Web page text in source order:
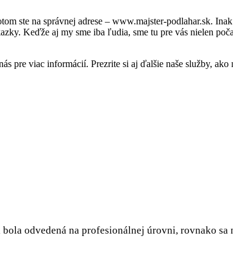
ste na správnej adrese – www.majster-podlahar.sk.
Keďže aj my sme iba ľudia, sme tu pre vás nielen
pre viac informácií. Prezrite si aj ďalšie naše služby, ako
odvedená na profesionálnej úrovni, rovnako sa